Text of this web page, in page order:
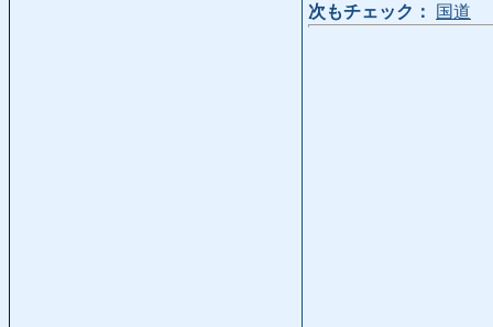
次もチェック：
国道